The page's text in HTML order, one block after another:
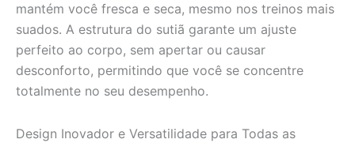
mantém você fresca e seca, mesmo nos treinos mais
suados. A estrutura do sutiã garante um ajuste
perfeito ao corpo, sem apertar ou causar
desconforto, permitindo que você se concentre
totalmente no seu desempenho.
Design Inovador e Versatilidade para Todas as